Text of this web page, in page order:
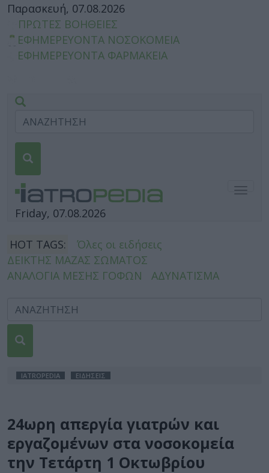
Παρασκευή, 07.08.2026
ΠΡΩΤΕΣ ΒΟΗΘΕΙΕΣ
ΕΦΗΜΕΡΕΥΟΝΤΑ ΝΟΣΟΚΟΜΕΙΑ
ΕΦΗΜΕΡΕΥΟΝΤΑ ΦΑΡΜΑΚΕΙΑ
Friday, 07.08.2026
HOT TAGS:
Όλες οι ειδήσεις
ΔΕΙΚΤΗΣ ΜΑΖΑΣ ΣΩΜΑΤΟΣ
ΑΝΑΛΟΓΙΑ ΜΕΣΗΣ ΓΟΦΩΝ
ΑΔΥΝΑΤΙΣΜΑ
IATROPEDIA ΕΙΔΗΣΕΙΣ
24ωρη απεργία γιατρών και
εργαζομένων στα νοσοκομεία
την Τετάρτη 1 Οκτωβρίου